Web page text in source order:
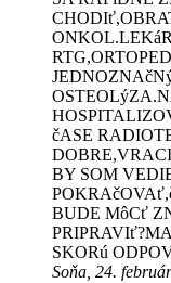
čASE
BY SOM
BUDE MôCť
SKORú
Soňa, 24.